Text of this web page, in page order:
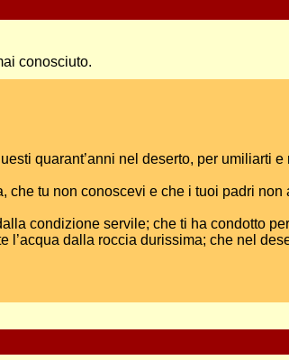
conosciuto.
quarant’anni nel deserto, per umiliarti
tu non conoscevi e che i tuoi padri
condizione servile; che ti ha condotto
l’acqua dalla roccia durissima; che nel